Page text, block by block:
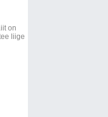
on
liige